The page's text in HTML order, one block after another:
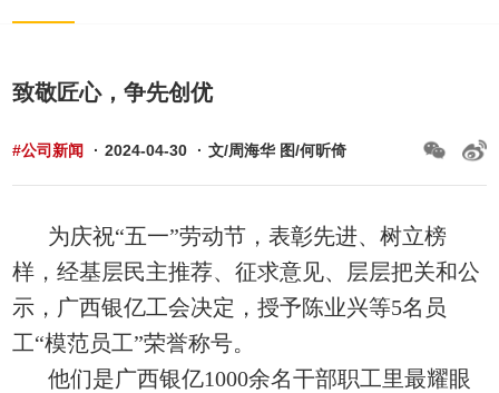
致敬匠心，争先创优
#公司新闻 · 2024-04-30 · 文/周海华 图/何昕倚
为庆祝“五一”劳动节，表彰先进、树立榜
样，经基层民主推荐、征求意见、层层把关和公
示，广西银亿工会决定，授予陈业兴等5名员
工“模范员工”荣誉称号。
他们是广西银亿1000余名干部职工里最耀眼